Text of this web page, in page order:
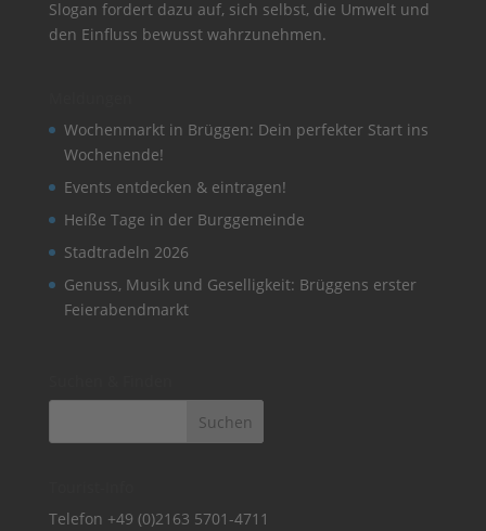
Slogan fordert dazu auf, sich selbst, die Umwelt und
den Einfluss bewusst wahrzunehmen.
Wochenmarkt in Brüggen: Dein perfekter Start ins
Wochenende!
Events entdecken & eintragen!
Heiße Tage in der Burggemeinde
Stadtradeln 2026
Genuss, Musik und Geselligkeit: Brüggens erster
Feierabendmarkt
Telefon +49 (0)2163 5701-4711